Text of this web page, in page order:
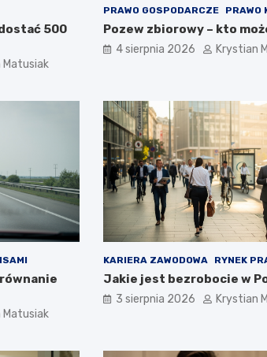
500
Matusiak
PRAWO GOSPODARCZE PRAWO
Pozew zbiorowy – kto
4 sierpnia 2026 Krystian
Matusiak
KARIERA ZAWODOWA RYNEK
Jakie jest bezrobocie w
3 sierpnia 2026 Krystian